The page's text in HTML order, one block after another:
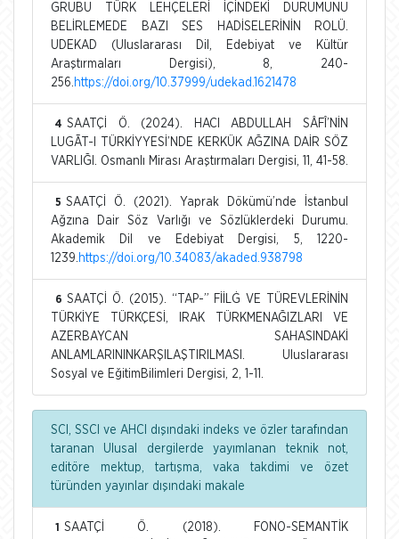
GRUBU TÜRK LEHÇELERİ İÇİNDEKİ DURUMUNU
BELİRLEMEDE BAZI SES HADİSELERİNİN ROLÜ.
UDEKAD (Uluslararası Dil, Edebiyat ve Kültür
Araştırmaları Dergisi), 8, 240-
256. https://doi.org/10.37999/udekad.1621478
4 SAATÇİ Ö. (2024). HACI ABDULLAH SÂFÎ’NİN
LUGĀT-I TÜRKİYYESİ’NDE KERKÜK AĞZINA DAİR SÖZ
VARLIĞI. Osmanlı Mirası Araştırmaları Dergisi, 11, 41-58.
5 SAATÇİ Ö. (2021). Yaprak Dökümü’nde İstanbul
Ağzına Dair Söz Varlığı ve Sözlüklerdeki Durumu.
Akademik Dil ve Edebiyat Dergisi, 5, 1220-
1239. https://doi.org/10.34083/akaded.938798
6 SAATÇİ Ö. (2015). “TAP-” FİİLĠ VE TÜREVLERİNİN
TÜRKİYE TÜRKÇESİ, IRAK TÜRKMENAĞIZLARI VE
AZERBAYCAN SAHASINDAKİ
ANLAMLARININKARŞILAŞTIRILMASI. Uluslararası
Sosyal ve EğitimBilimleri Dergisi, 2, 1-11.
SCI, SSCI ve AHCI dışındaki indeks ve özler tarafından
taranan Ulusal dergilerde yayımlanan teknik not,
editöre mektup, tartışma, vaka takdimi ve özet
türünden yayınlar dışındaki makale
1
SAATÇİ Ö. (2018). FONO-SEMANTİK